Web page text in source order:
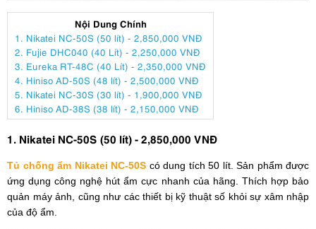
Nội Dung Chính
1. Nikatei NC-50S (50 lít) - 2,850,000 VNĐ
2. Fujie DHC040 (40 Lít) - 2,250,000 VNĐ
3. Eureka RT-48C (40 Lít) - 2,350,000 VNĐ
4. Hiniso AD-50S (48 lít) - 2,500,000 VNĐ
5. Nikatei NC-30S (30 lít) - 1,900,000 VNĐ
6. Hiniso AD-38S (38 lít) - 2,150,000 VNĐ
1. Nikatei NC-50S (50 lít) - 2,850,000 VNĐ
Tủ chống ẩm Nikatei NC-50S có dung tích 50 lít. Sản phẩm được
ứng dụng công nghệ hút ẩm cực nhanh của hãng. Thích hợp bảo
quản máy ảnh, cũng như các thiết bị kỹ thuật số khỏi sự xâm nhập
của độ ẩm.